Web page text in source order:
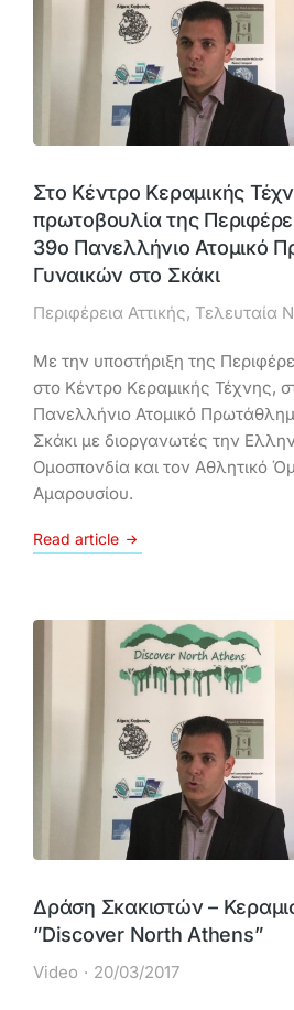
Στο Κέντρο Κεραμικής
πρωτοβουλία της
39ο Πανελλήνιο Ατομικό
Γυναικών στο Σκάκι
Περιφέρεια Αττικής, Τελευταία
Με την υποστήριξη της
στο Κέντρο Κεραμικής Τέχνης,
Πανελλήνιο Ατομικό
Σκάκι με διοργανωτές την
Ομοσπονδία και τον Αθλητικό
Αμαρουσίου.
Read article
Δράση Σκακιστών –
”Discover North Athens”
Video 20/03/2017